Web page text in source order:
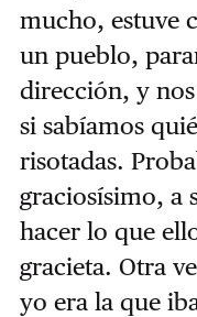
mucho, estuve
un pueblo,
dirección, y
si sabíamos
risotadas.
graciosísimo, a
hacer lo que
gracieta. Otra
yo era la que